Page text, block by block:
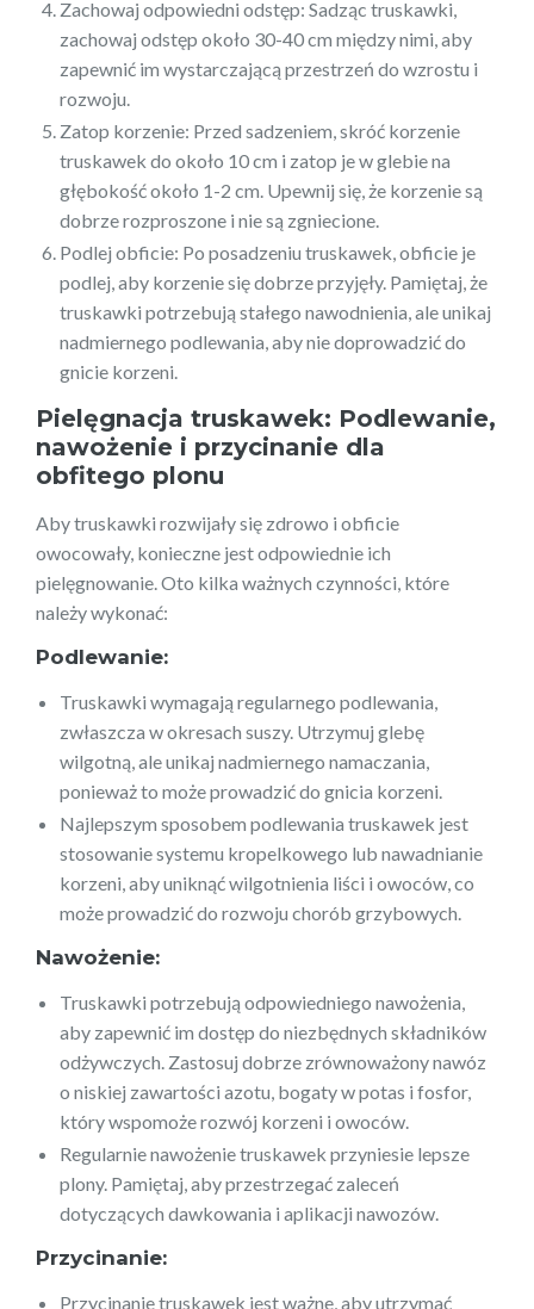
Zachowaj odpowiedni odstęp: Sadząc truskawki,
zachowaj odstęp około 30-40 cm między nimi, aby
zapewnić im wystarczającą przestrzeń do wzrostu i
rozwoju.
Zatop korzenie: Przed sadzeniem, skróć korzenie
truskawek do około 10 cm i zatop je w glebie na
głębokość około 1-2 cm. Upewnij się, że korzenie są
dobrze rozproszone i nie są zgniecione.
Podlej obficie: Po posadzeniu truskawek, obficie je
podlej, aby korzenie się dobrze przyjęły. Pamiętaj, że
truskawki potrzebują stałego nawodnienia, ale unikaj
nadmiernego podlewania, aby nie doprowadzić do
gnicie korzeni.
Pielęgnacja truskawek: Podlewanie,
nawożenie i przycinanie dla
obfitego plonu
Aby truskawki rozwijały się zdrowo i obficie
owocowały, konieczne jest odpowiednie ich
pielęgnowanie. Oto kilka ważnych czynności, które
należy wykonać:
Podlewanie:
Truskawki wymagają regularnego podlewania,
zwłaszcza w okresach suszy. Utrzymuj glebę
wilgotną, ale unikaj nadmiernego namaczania,
ponieważ to może prowadzić do gnicia korzeni.
Najlepszym sposobem podlewania truskawek jest
stosowanie systemu kropelkowego lub nawadnianie
korzeni, aby uniknąć wilgotnienia liści i owoców, co
może prowadzić do rozwoju chorób grzybowych.
Nawożenie:
Truskawki potrzebują odpowiedniego nawożenia,
aby zapewnić im dostęp do niezbędnych składników
odżywczych. Zastosuj dobrze zrównoważony nawóz
o niskiej zawartości azotu, bogaty w potas i fosfor,
który wspomoże rozwój korzeni i owoców.
Regularnie nawożenie truskawek przyniesie lepsze
plony. Pamiętaj, aby przestrzegać zaleceń
dotyczących dawkowania i aplikacji nawozów.
Przycinanie:
Przycinanie truskawek jest ważne, aby utrzymać